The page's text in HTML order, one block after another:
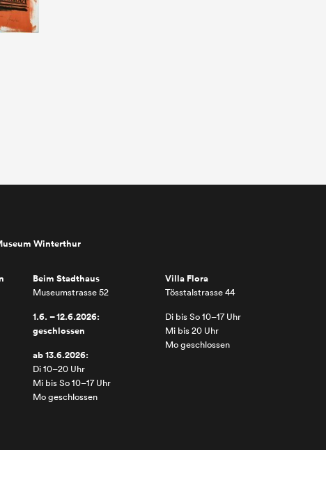
Winterthur
Beim Stadthaus
Museumstrasse 52
1.6. – 12.6.2026:
geschlossen
ab 13.6.2026:
Di 10–20 Uhr
Mi bis So 10–17 Uhr
Mo geschlossen
Villa Flora
Tösstalstrasse 44
Di bis So 10–17 Uhr
Mi bis 20 Uhr
Mo geschlossen